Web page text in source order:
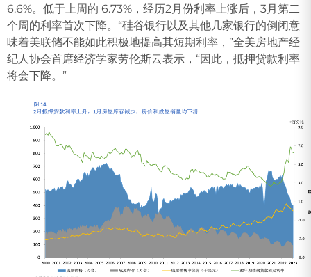
6.6%。低于上周的 6.73%，经历2月份利率上涨后，3月第二
个周的利率首次下降。“硅谷银行以及其他几家银行的倒闭意
味着美联储不能如此积极地提高其短期利率，”全美房地产经
纪人协会首席经济学家劳伦斯云表示，“因此，抵押贷款利率
将会下降。”